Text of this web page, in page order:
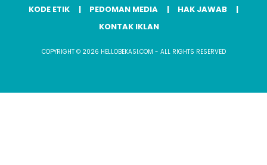
KODE ETIK
PEDOMAN MEDIA
HAK JAWAB
KONTAK IKLAN
COPYRIGHT © 2026 HELLOBEKASI.COM - ALL RIGHTS RESERVED